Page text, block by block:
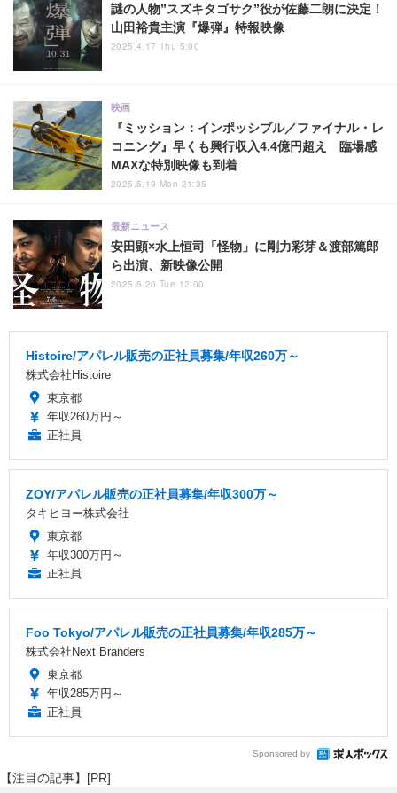
謎の人物”スズキタゴサク”役が佐藤二朗に決定！
山田裕貴主演『爆弾』特報映像
2025.4.17 Thu 5:00
『ミッション：インポッシブル／ファイナル・レ
コニング』早くも興行収入4.4億円超え 臨場感
MAXな特別映像も到着
映画
2025.5.19 Mon 21:35
安田顕×水上恒司「怪物」に剛力彩芽＆渡部篤郎
ら出演、新映像公開
最新ニュース
2025.5.20 Tue 12:00
Histoire/アパレル販売の正社員募集/年収260万～
株式会社Histoire
東京都
年収260万円～
正社員
ZOY/アパレル販売の正社員募集/年収300万～
タキヒヨー株式会社
東京都
年収300万円～
正社員
Foo Tokyo/アパレル販売の正社員募集/年収285万～
株式会社Next Branders
東京都
年収285万円～
正社員
Sponsored by
【注目の記事】[PR]